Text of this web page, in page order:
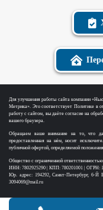
Для улучшения работы сайта компании
Метрика». Это соответствует Политике
работу с сайтом, вы даёте согласие на
вашего браузера.
Обращаем ваше внимание на то, что
предоставленная на нём, носит
публичной офертой, определяемой
Общество с ограниченной
ИНН: 7802925290 | КПП: 780201001 | ОГРН:
Юр. адрес: 194292, Санкт-Петербург, 6-
3094069@mail.ru